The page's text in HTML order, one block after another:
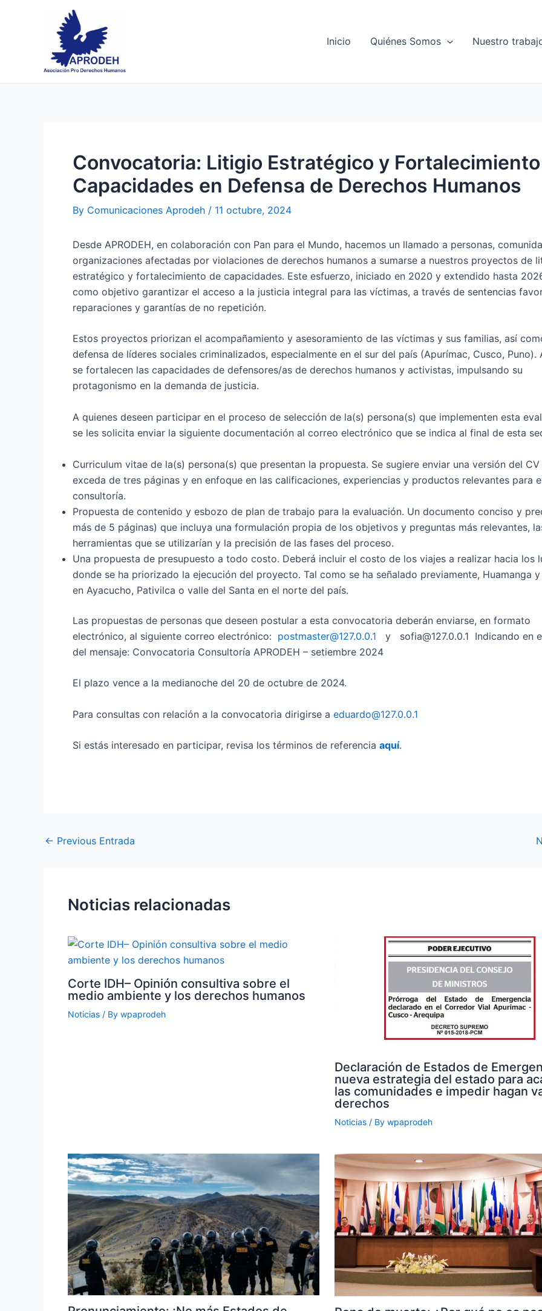
Inicio Quiénes Somos Nuestro
Convocatoria: Litigio Estratégico y
Capacidades en Defensa de Derechos Humanos
By Comunicaciones Aprodeh / 11 octubre, 2024
Desde APRODEH, en colaboración con Pan para el Mundo, hacemos un llamado a personas,
organizaciones afectadas por violaciones de derechos humanos a sumarse a nuestros proyectos de
estratégico y fortalecimiento de capacidades. Este esfuerzo, iniciado en 2020 y extendido hasta
como objetivo garantizar el acceso a la justicia integral para las víctimas, a través de sentencias
reparaciones y garantías de no repetición.
Estos proyectos priorizan el acompañamiento y asesoramiento de las víctimas y sus familias, así
defensa de líderes sociales criminalizados, especialmente en el sur del país (Apurímac, Cusco, Puno).
se fortalecen las capacidades de defensores/as de derechos humanos y activistas, impulsando su
protagonismo en la demanda de justicia.
A quienes deseen participar en el proceso de selección de la(s) persona(s) que implementen esta
se les solicita enviar la siguiente documentación al correo electrónico que se indica al final de esta
Curriculum vitae de la(s) persona(s) que presentan la propuesta. Se sugiere enviar una versión del
exceda de tres páginas y en enfoque en las calificaciones, experiencias y productos relevantes para
consultoría.
Propuesta de contenido y esbozo de plan de trabajo para la evaluación. Un documento conciso y
más de 5 páginas) que incluya una formulación propia de los objetivos y preguntas más relevantes,
herramientas que se utilizarían y la precisión de las fases del proceso.
Una propuesta de presupuesto a todo costo. Deberá incluir el costo de los viajes a realizar hacia los
donde se ha priorizado la ejecución del proyecto. Tal como se ha señalado previamente, Huamanga
en Ayacucho, Pativilca o valle del Santa en el norte del país.
Las propuestas de personas que deseen postular a esta convocatoria deberán enviarse, en formato
electrónico, al siguiente correo electrónico: postmaster@127.0.0.1 y sofia@127.0.0.1 Indicando en
del mensaje: Convocatoria Consultoría APRODEH – setiembre 2024
El plazo vence a la medianoche del 20 de octubre de 2024.
Para consultas con relación a la convocatoria dirigirse a eduardo@127.0.0.1
Si estás interesado en participar, revisa los términos de referencia aquí.
navigation
← Previous Entrada
Noticias relacionadas
Corte IDH– Opinión consultiva sobre el
medio ambiente y los derechos humanos
Noticias / By wpaprodeh
Declaración de Estados de
nueva estrategia del estado para
las comunidades e impedir hagan
derechos
Noticias/ By wpaprodeh